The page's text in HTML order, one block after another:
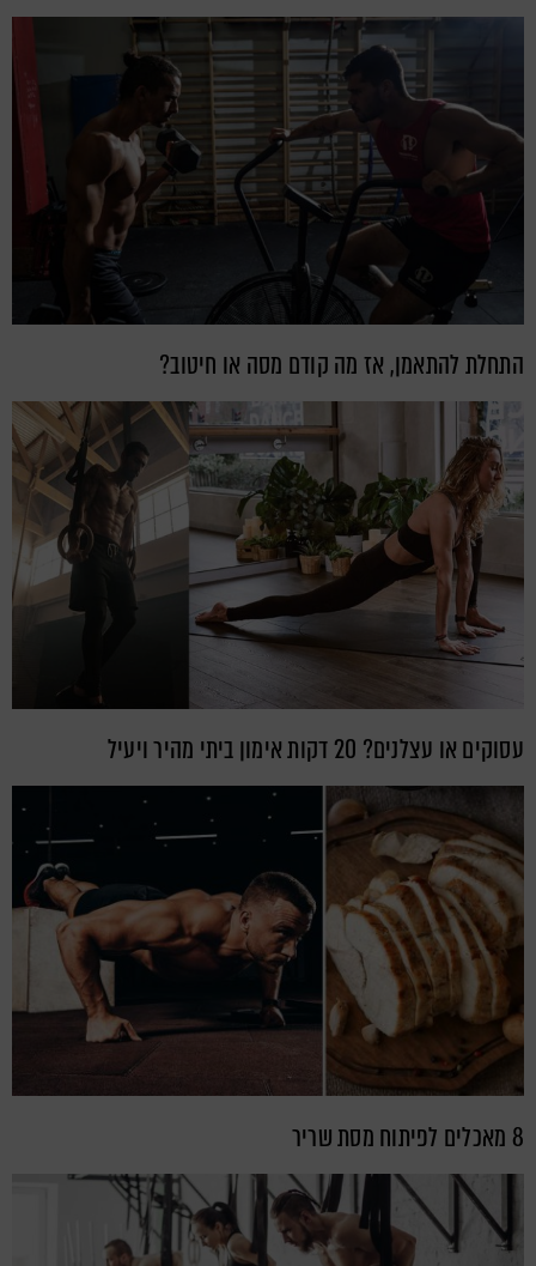
התחלת להתאמן, אז מה קודם מסה או חיטוב?
עסוקים או עצלנים? 20 דקות אימון ביתי מהיר ויעיל
8 מאכלים לפיתוח מסת שריר